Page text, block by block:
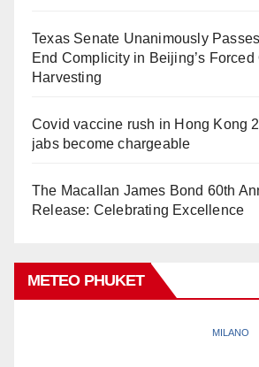
Texas Senate Unanimously
End Complicity in Beijing’s Forced
Harvesting
Covid vaccine rush in Hong Kong
jabs become chargeable
The Macallan James Bond 60th
Release: Celebrating Excellence
METEO PHUKET